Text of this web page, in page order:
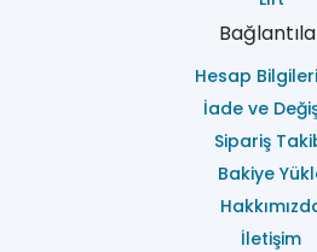
Hesap
İade ve
Sipariş
Bakiye
İletişim